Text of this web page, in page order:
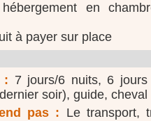
en
à payer sur place
: 7 jours/6 nuits, 6
soir), guide, cheval
pas : Le transport,